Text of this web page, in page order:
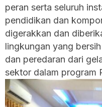
peran serta seluruh
pendidikan dan
digerakkan dan
lingkungan yang
dan peredaran dari
sektor dalam program